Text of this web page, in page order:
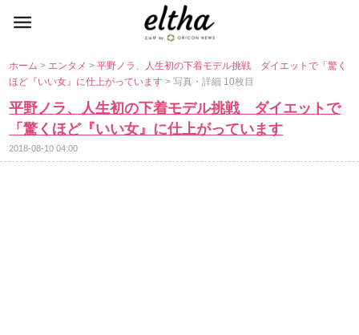
ホーム> エンタメ>平野ノラ、人生初の下着モデル挑戦 ダイエットで「驚く
ほど『いい女』に仕上がっています> 写真・詳細 10枚目
平野ノラ、人生初の下着モデル挑戦 ダイエットで
「驚くほど『いい女』に仕上がっています
2018-08-10 04:00